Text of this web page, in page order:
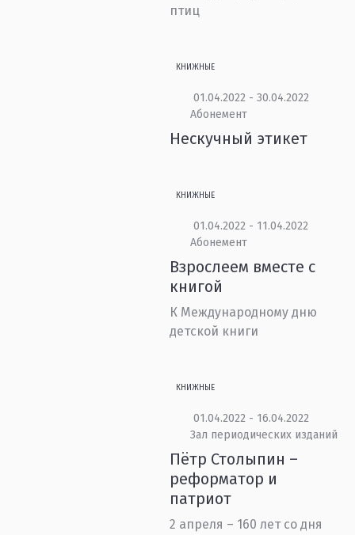
птиц
КНИЖНЫЕ
01.04.2022 - 30.04.2022
Абонемент
Нескучный этикет
КНИЖНЫЕ
01.04.2022 - 11.04.2022
Абонемент
Взрослеем вместе с
книгой
К Международному дню
детской книги
КНИЖНЫЕ
01.04.2022 - 16.04.2022
Зал периодических изданий
Пётр Столыпин –
реформатор и
патриот
2 апреля – 160 лет со дня